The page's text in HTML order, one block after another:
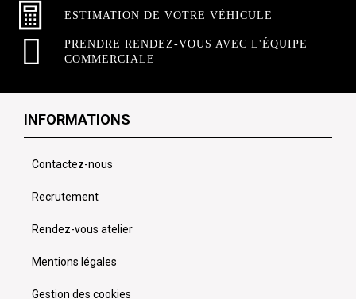
ESTIMATION DE VOTRE VÉHICULE
PRENDRE RENDEZ-VOUS AVEC L'ÉQUIPE
COMMERCIALE
INFORMATIONS
Contactez-nous
Recrutement
Rendez-vous atelier
Mentions légales
Gestion des cookies